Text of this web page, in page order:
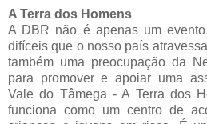
A Terra dos Homens
A DBR não é apenas um
difíceis que o nosso país
também uma preocupação da
para promover e apoiar uma
Vale do Tâmega - A Terra dos
funciona como um centro de